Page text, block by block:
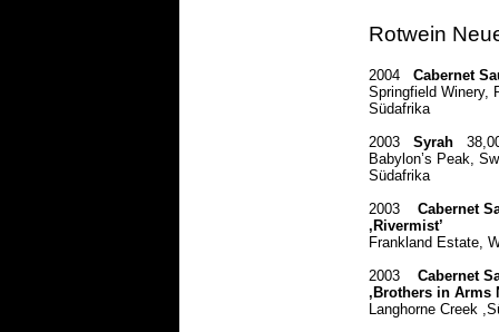
Rotwein
2004
Cabernet
Springfield Winery,
Südafrika
2003
Syrah
Babylon’s Peak,
Südafrika
2003
Cabernet
‚Rivermist’
Frankland Estate,
2003
Cabernet
‚Brothers in Arms
Langhorne Creek